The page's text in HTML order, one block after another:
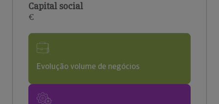
Capital social
€
Evolução volume de negócios